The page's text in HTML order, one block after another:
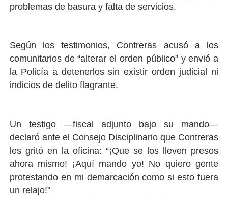
problemas de basura y falta de servicios.
Según los testimonios, Contreras acusó a los
comunitarios de “alterar el orden público” y envió a
la Policía a detenerlos sin existir orden judicial ni
indicios de delito flagrante.
Un testigo —fiscal adjunto bajo su mando—
declaró ante el Consejo Disciplinario que Contreras
les gritó en la oficina: “¡Que se los lleven presos
ahora mismo! ¡Aquí mando yo! No quiero gente
protestando en mi demarcación como si esto fuera
un relajo!”